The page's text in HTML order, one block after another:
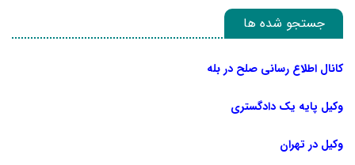
جستجو شده ها
کانال اطلاع رسانی صلح در بله
وکیل پایه یک دادگستری
وکیل در تهران